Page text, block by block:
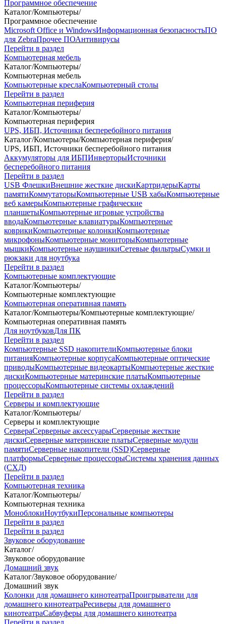
Программное обеспечение
Каталог/Компьютеры/
Программное обеспечение
Microsoft Office и WindowsИнформационная безопасностьПО
для ZebraПрочее ПОАнтивирусы
Перейти в раздел
Компьютерная мебель
Каталог/Компьютеры/
Компьютерная мебель
Компьютерные креслаКомпьютерный столы
Перейти в раздел
Компьютерная периферия
Каталог/Компьютеры/
Компьютерная периферия
UPS, ИБП, Источники бесперебойного питания
Каталог/Компьютеры/Компьютерная периферия/
UPS, ИБП, Источники бесперебойного питания
Аккумуляторы для ИБПИнверторыИсточники
бесперебойного питания
Перейти в раздел
USB ФлешкиВнешние жесткие дискиКартридерыКарты
памятиКоммутаторыКомпьютерные USB хабыКомпьютерные
веб камерыКомпьютерные графические
планшетыКомпьютерные игровые устройства
вводаКомпьютерные клавиатурыКомпьютерные
коврикиКомпьютерные колонкиКомпьютерные
микрофоныКомпьютерные мониторыКомпьютерные
мышкиКомпьютерные наушникиСетевые фильтрыСумки и
рюкзаки для ноутбука
Перейти в раздел
Компьютерные комплектующие
Каталог/Компьютеры/
Компьютерные комплектующие
Компьютерная оперативная память
Каталог/Компьютеры/Компьютерные комплектующие/
Компьютерная оперативная память
Для ноутбуковДля ПК
Перейти в раздел
Компьютерные SSD накопителиКомпьютерные блоки
питанияКомпьютерные корпусаКомпьютерные оптические
приводыКомпьютерные видеокартыКомпьютерные жесткие
дискиКомпьютерные материнские платыКомпьютерные
процессорыКомпьютерные системы охлаждений
Перейти в раздел
Серверы и комплектующие
Каталог/Компьютеры/
Серверы и комплектующие
СервераСерверные аксессуарыСерверные жесткие
дискиСерверные материнские платыСерверные модули
памятиСерверные накопители (SSD)Серверные
платформыСерверные процессорыСистемы хранения данных
(СХД)
Перейти в раздел
Компьютерная техника
Каталог/Компьютеры/
Компьютерная техника
МоноблокиНоутбукиПерсональные компьютеры
Перейти в раздел
Перейти в раздел
Звуковое оборудование
Каталог/
Звуковое оборудование
Домашний звук
Каталог/Звуковое оборудование/
Домашний звук
Колонки для домашнего кинотеатраПроигрыватели для
домашнего кинотеатраРесиверы для домашнего
кинотеатраСабвуферы для домашнего кинотеатра
Перейти в раздел